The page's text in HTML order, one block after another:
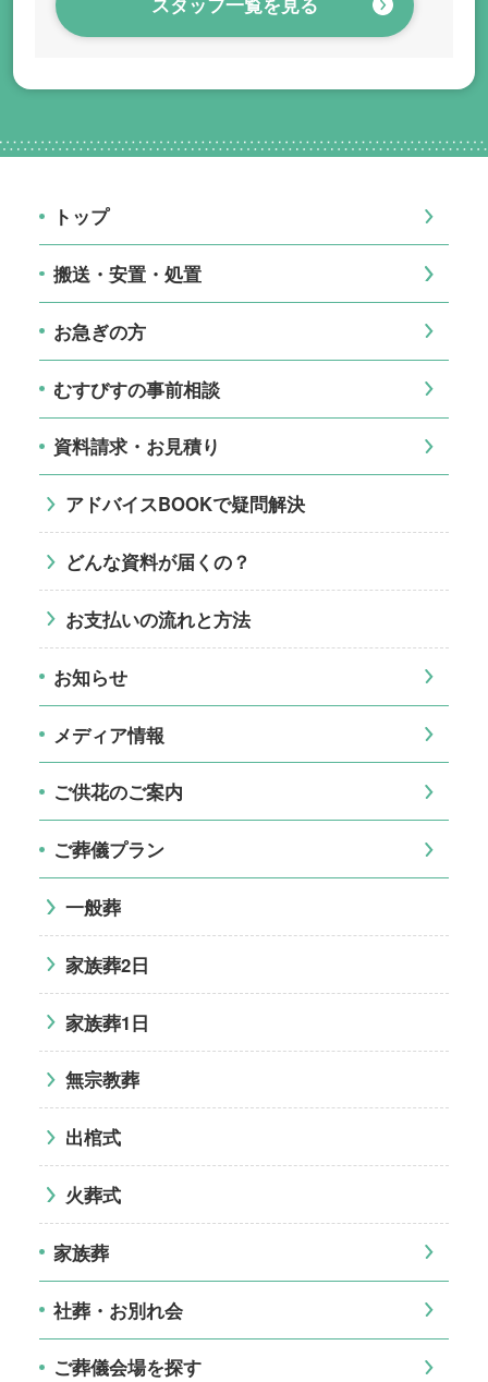
トップ
搬送・安置・処置
お急ぎの方
むすびすの事前相談
資料請求・お見積り
アドバイスBOOKで疑問解決
どんな資料が届くの？
お支払いの流れと方法
お知らせ
メディア情報
ご供花のご案内
ご葬儀プラン
一般葬
家族葬2日
家族葬1日
無宗教葬
出棺式
火葬式
家族葬
社葬・お別れ会
ご葬儀会場を探す